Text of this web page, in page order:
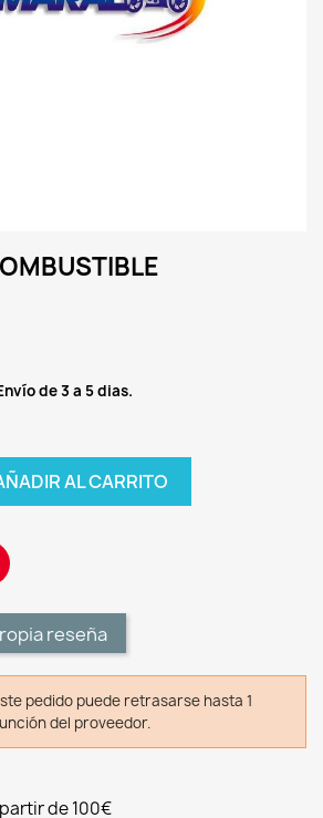
de 3 a 5 dias.
AL CARRITO
reseña
pedido puede retrasarse hasta 1
del proveedor.
de 100€